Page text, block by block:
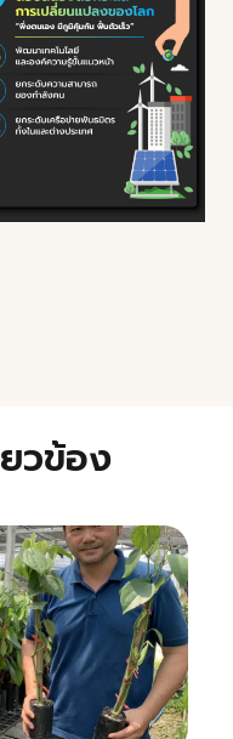
วข้อง